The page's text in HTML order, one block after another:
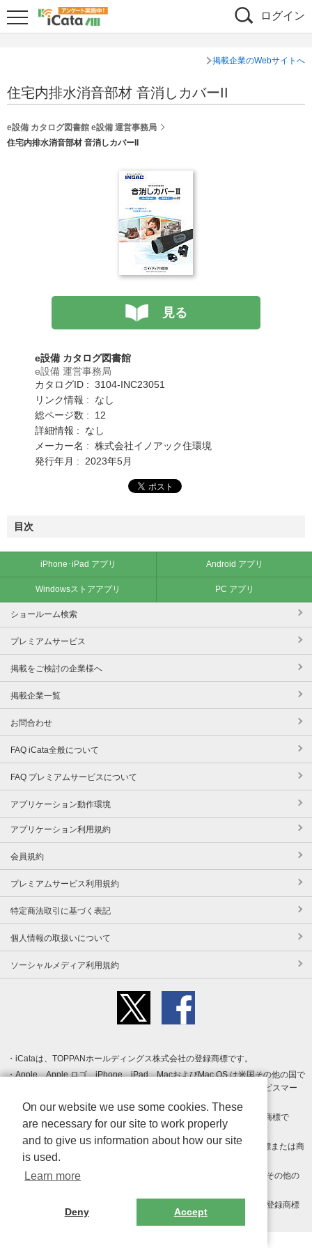
ログイン
掲載企業のWebサイトへ
住宅内排水消音部材 音消しカバーII
e設備 カタログ図書館 e設備 運営事務局
住宅内排水消音部材 音消しカバーII
見る
e設備 カタログ図書館
e設備 運営事務局
カタログID : 3104-INC23051
リンク情報 : なし
総ページ数 : 12
詳細情報 : なし
メーカー名 : 株式会社イノアック住環境
発行年月 : 2023年5月
目次
iPhone･iPad アプリ Android アプリ
Windowsストアアプリ PC アプリ
ショールーム検索
プレミアムサービス
掲載をご検討の企業様へ
掲載企業一覧
お問合わせ
FAQ iCata全般について
FAQ プレミアムサービスについて
アプリケーション動作環境
アプリケーション利用規約
会員規約
プレミアムサービス利用規約
特定商法取引に基づく表記
個人情報の取扱いについて
ソーシャルメディア利用規約
iCataは、TOPPANホールディングス株式会社の登録商標です。
Apple、Apple ロゴ、iPhone、iPad、MacおよびMac OS は米国その他の国で
登録された Apple Inc. の商標です。App Store は Apple Inc. のサービスマー
クです。
Android、Google Play および Google Play ロゴ は Google LLC の商標で
す。
Windows は Microsoft Inc.の米国およびその他の国における登録商標または商
標です。
Adobe、Adobe Reader、Adobe PDF は、Adobe Inc.の米国およびその他の
その他、記載されている会社名、商品名、ロゴは各社の商標または登録商標
On our website we use some cookies. These
are necessary for our site to work properly
and to give us information about how our site
is used.
Learn more
Deny Accept